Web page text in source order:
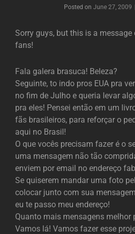
Posted on June 27, 2009
Sorry guys, but this is a
fans!
Fala galera brasuca! Beleza?
Seguinte, to indo pros EUA pra
no fim de Julho e queria levar
pra eles! Pensei então em um
fãs brasileiros, para reforçar o
aqui no Brasil!
O que vocês precisam fazer é o
uma mensagem não tão
enviem por email no endereço
Se quiserem mandar uma foto
colocar junto com sua
eu te passo meu endereço!
Quanto mais mensagens melhor
Vamos lá! Vamos fazer esse